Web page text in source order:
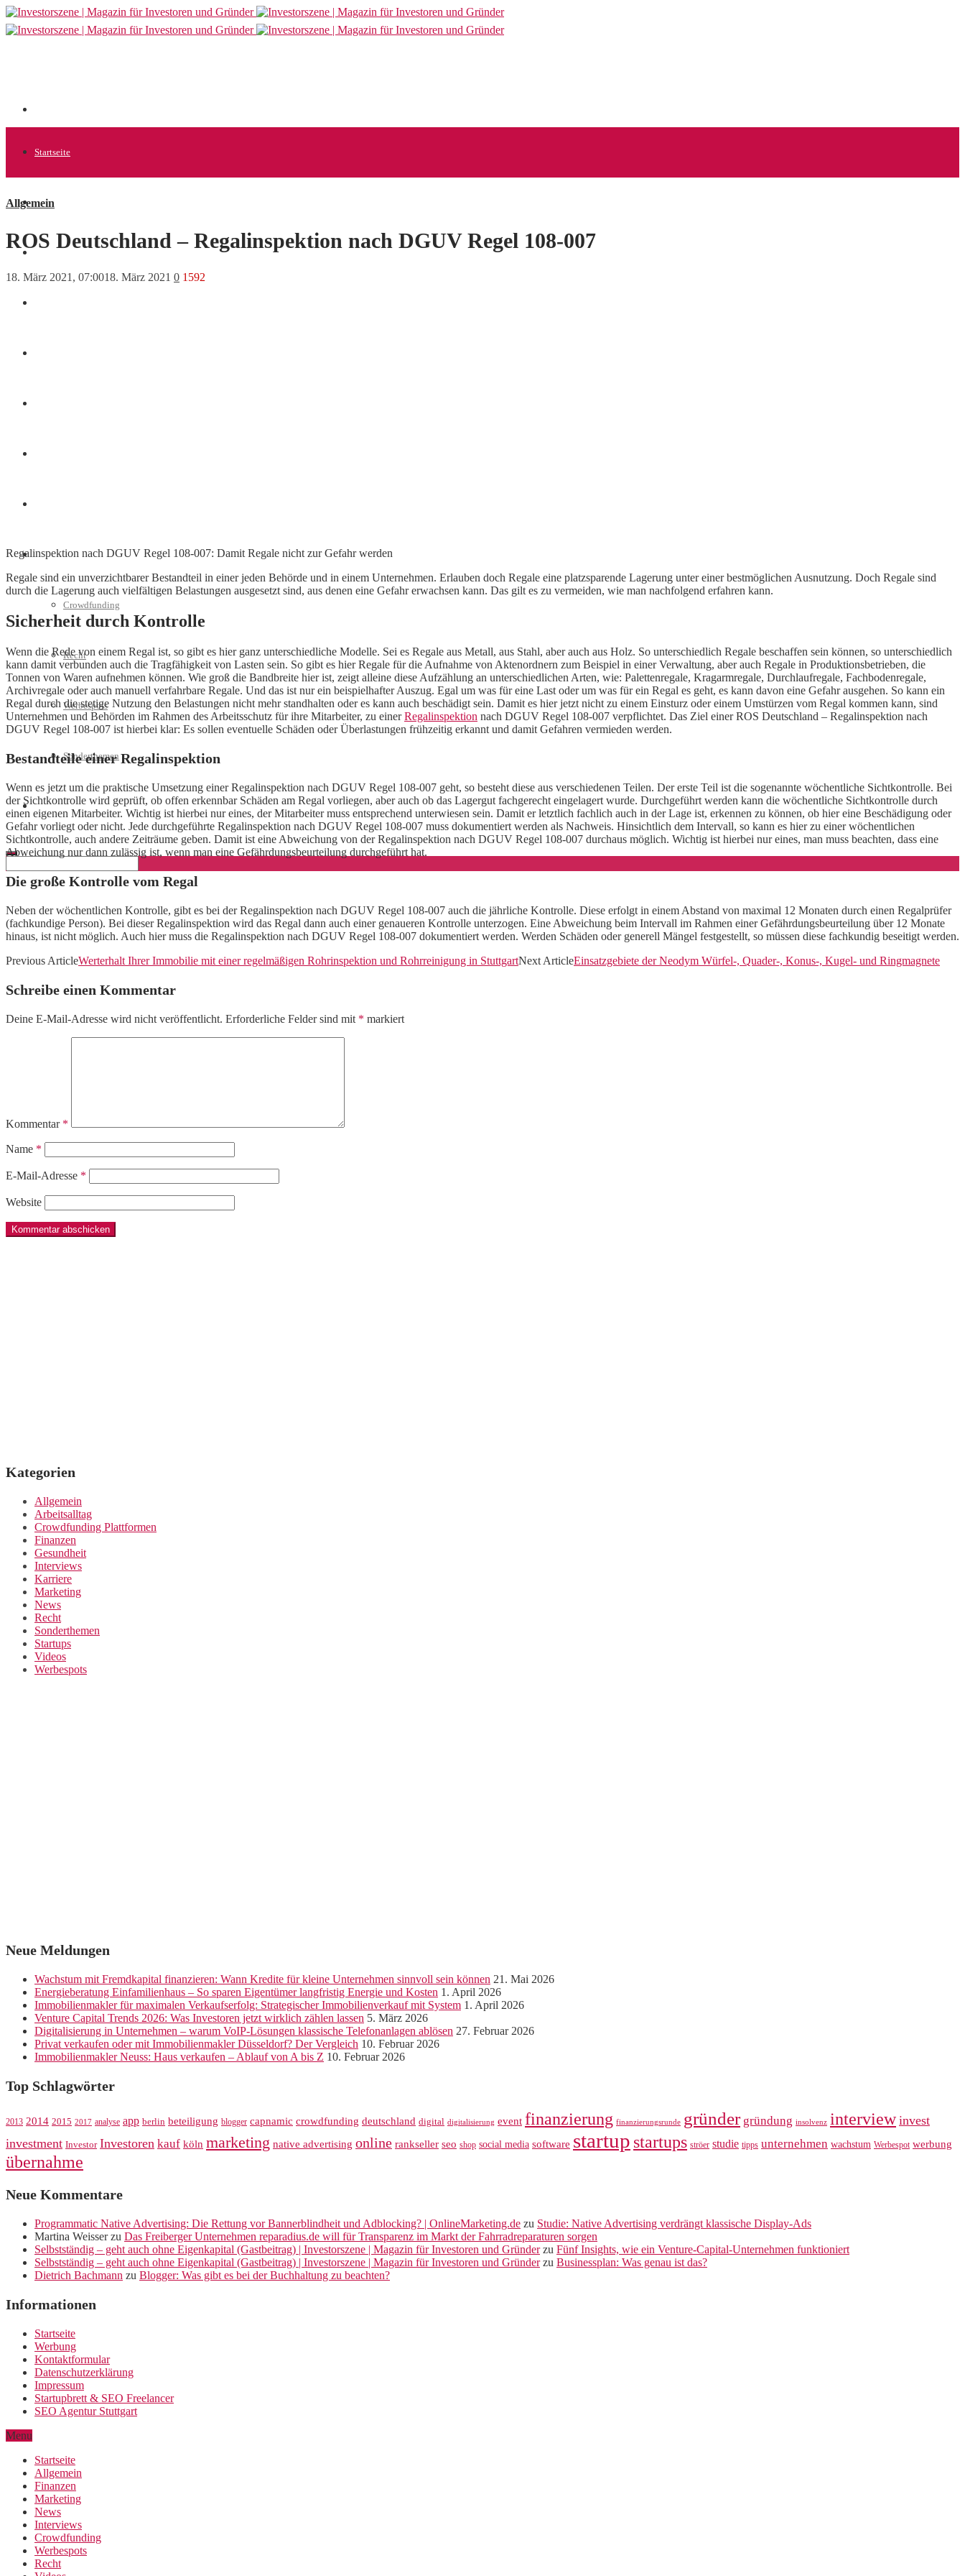
Startseite
Allgemein
Weitere
Crowdfunding
Recht
Werbespots
Sonderthemen
Geschäftskonto eröffnen
Allgemein
ROS Deutschland – Regalinspektion nach DGUV Regel 108-007
18. März 2021, 07:0018. März 2021 0 1592
Regalinspektion nach DGUV Regel 108-007: Damit Regale nicht zur Gefahr werden
Regale sind ein unverzichtbarer Bestandteil in einer jeden Behörde und in einem Unternehmen. Erlauben doch Regale eine platzsparende Lagerung unter einer bestmöglichen Ausnutzung. Doch Regale sind
durch die Lagerung auch vielfältigen Belastungen ausgesetzt sind, aus denen eine Gefahr erwachsen kann. Das gilt es zu vermeiden, wie man nachfolgend erfahren kann.
Sicherheit durch Kontrolle
Wenn die Rede von einem Regal ist, so gibt es hier ganz unterschiedliche Modelle. Sei es Regale aus Metall, aus Stahl, aber auch aus Holz. So unterschiedlich Regale beschaffen sein können, so unterschiedlich
kann damit verbunden auch die Tragfähigkeit von Lasten sein. So gibt es hier Regale für die Aufnahme von Aktenordnern zum Beispiel in einer Verwaltung, aber auch Regale in Produktionsbetrieben, die
Tonnen von Waren aufnehmen können. Wie groß die Bandbreite hier ist, zeigt alleine diese Aufzählung an unterschiedlichen Arten, wie: Palettenregale, Kragarmregale, Durchlaufregale, Fachbodenregale,
Archivregale oder auch manuell verfahrbare Regale. Und das ist nur ein beispielhafter Auszug. Egal um was für eine Last oder um was für ein Regal es geht, es kann davon eine Gefahr ausgehen. So kann ein
Regal durch die stetige Nutzung den Belastungen nicht mehr standhalten oder es kann auch beschädigt sein. Damit es hier jetzt nicht zu einem Einsturz oder einem Umstürzen vom Regal kommen kann, sind
Unternehmen und Behörden im Rahmen des Arbeitsschutz für ihre Mitarbeiter, zu einerRegalinspektion nach DGUV Regel 108-007 verpflichtet. Das Ziel einer ROS Deutschland – Regalinspektion nach
DGUV Regel 108-007 ist hierbei klar: Es sollen eventuelle Schäden oder Überlastungen frühzeitig erkannt und damit Gefahren vermieden werden.
Bestandteile einer Regalinspektion
Wenn es jetzt um die praktische Umsetzung einer Regalinspektion nach DGUV Regel 108-007 geht, so besteht diese aus verschiedenen Teilen. Der erste Teil ist die sogenannte wöchentliche Sichtkontrolle. Bei
der Sichtkontrolle wird geprüft, ob offen erkennbar Schäden am Regal vorliegen, aber auch ob das Lagergut fachgerecht eingelagert wurde. Durchgeführt werden kann die wöchentliche Sichtkontrolle durch
einen eigenen Mitarbeiter. Wichtig ist hierbei nur eines, der Mitarbeiter muss entsprechend unterwiesen sein. Damit er letztlich fachlich auch in der Lage ist, erkennen zu können, ob hier eine Beschädigung oder
Gefahr vorliegt oder nicht. Jede durchgeführte Regalinspektion nach DGUV Regel 108-007 muss dokumentiert werden als Nachweis. Hinsichtlich dem Intervall, so kann es hier zu einer wöchentlichen
Sichtkontrolle, auch andere Zeiträume geben. Damit ist eine Abweichung von der Regalinspektion nach DGUV Regel 108-007 durchaus möglich. Wichtig ist hierbei nur eines, man muss beachten, dass eine
Abweichung nur dann zulässig ist, wenn man eine Gefährdungsbeurteilung durchgeführt hat.
Die große Kontrolle vom Regal
Neben der wöchentlichen Kontrolle, gibt es bei der Regalinspektion nach DGUV Regel 108-007 auch die jährliche Kontrolle. Diese erfolgt in einem Abstand von maximal 12 Monaten durch einen Regalprüfer
(fachkundige Person). Bei dieser Regalinspektion wird das Regal dann auch einer genaueren Kontrolle unterzogen. Eine Abweichung beim Intervall im Rahmen einer Gefährdungsbeurteilung über 12 Monate
hinaus, ist nicht möglich. Auch hier muss die Regalinspektion nach DGUV Regel 108-007 dokumentiert werden. Werden Schäden oder generell Mängel festgestellt, so müssen diese fachkundig beseitigt werden.
Previous ArticleWerterhalt Ihrer Immobilie mit einer regelmäßigen Rohrinspektion und Rohrreinigung in StuttgartNext ArticleEinsatzgebiete der Neodym Würfel-, Quader-, Konus-, Kugel- und Ringmagnete
Schreibe einen Kommentar
Deine E-Mail-Adresse wird nicht veröffentlicht. Erforderliche Felder sind mit * markiert
Kommentar *
Name *
E-Mail-Adresse *
Website
Kategorien
Allgemein
Arbeitsalltag
Crowdfunding Plattformen
Finanzen
Gesundheit
Interviews
Karriere
Marketing
News
Recht
Sonderthemen
Startups
Videos
Werbespots
Neue Meldungen
Wachstum mit Fremdkapital finanzieren: Wann Kredite für kleine Unternehmen sinnvoll sein können 21. Mai 2026
Energieberatung Einfamilienhaus – So sparen Eigentümer langfristig Energie und Kosten 1. April 2026
Immobilienmakler für maximalen Verkaufserfolg: Strategischer Immobilienverkauf mit System 1. April 2026
Venture Capital Trends 2026: Was Investoren jetzt wirklich zählen lassen 5. März 2026
Digitalisierung in Unternehmen – warum VoIP-Lösungen klassische Telefonanlagen ablösen 27. Februar 2026
Privat verkaufen oder mit Immobilienmakler Düsseldorf? Der Vergleich 10. Februar 2026
Immobilienmakler Neuss: Haus verkaufen – Ablauf von A bis Z 10. Februar 2026
Top Schlagwörter
2013 2014 2015 2017 analyse app berlin beteiligung blogger capnamic crowdfunding deutschland digital digitalisierung event finanzierung finanzierungsrunde gründer gründung insolvenz interview invest
investment Investor Investoren kauf köln marketing native advertising online rankseller seo shop social media software startup startups ströer studie tipps unternehmen wachstum Werbespot werbung
übernahme
Neue Kommentare
Programmatic Native Advertising: Die Rettung vor Bannerblindheit und Adblocking? | OnlineMarketing.de zu Studie: Native Advertising verdrängt klassische Display-Ads
Martina Weisserzu Das Freiberger Unternehmen reparadius.de will für Transparenz im Markt der Fahrradreparaturen sorgen
Selbstständig – geht auch ohne Eigenkapital (Gastbeitrag) | Investorszene | Magazin für Investoren und Gründerzu Fünf Insights, wie ein Venture-Capital-Unternehmen funktioniert
Selbstständig – geht auch ohne Eigenkapital (Gastbeitrag) | Investorszene | Magazin für Investoren und Gründerzu Businessplan: Was genau ist das?
Dietrich Bachmann zu Blogger: Was gibt es bei der Buchhaltung zu beachten?
Informationen
Startseite
Werbung
Kontaktformular
Datenschutzerklärung
Impressum
Startupbrett & SEO Freelancer
SEO Agentur Stuttgart
Menu
Startseite
Allgemein
Finanzen
Marketing
News
Interviews
Crowdfunding
Werbespots
Recht